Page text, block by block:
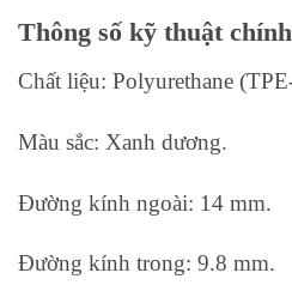
Thông số kỹ thuật chính
Chất liệu: Polyurethane
Màu sắc: Xanh dương.
Đường kính ngoài: 14 mm.
Đường kính trong: 9.8 mm.